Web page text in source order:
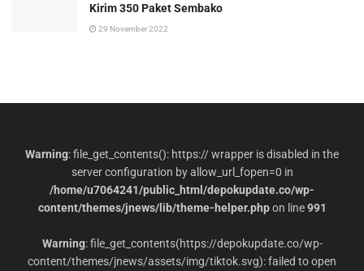
Kirim 350 Paket Sembako
29 November 2022
Warning: file_get_contents(): https:// wrapper is disabled in the
server configuration by allow_url_fopen=0 in
/home/u7064241/public_html/depokupdate.co/wp-
content/themes/jnews/lib/theme-helper.phpon line991
Warning: file_get_contents(https://depokupdate.co/wp-
content/themes/jnews/assets/img/tiktok.svg): failed to open